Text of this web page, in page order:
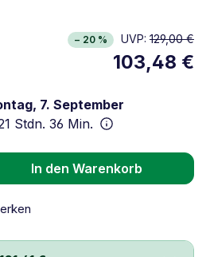
− 20 % UVP: 129,00 €
103,48 €
7. September
Stdn. 36 Min.
Gib den gewünschten
In den Warenkorb